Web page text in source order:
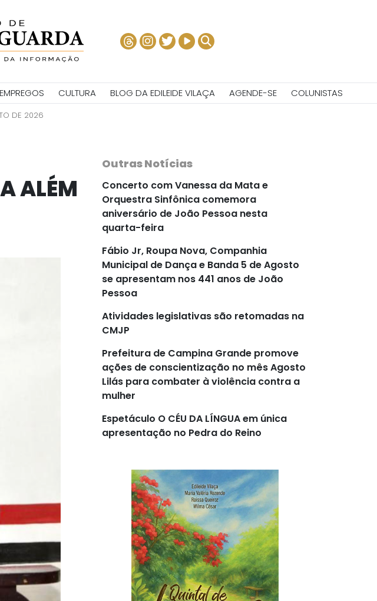
CULTURA BLOG DA EDILEIDE VILAÇA AGENDE-SE COLUNISTAS
DE 2026
ALÉM
Outras Notícias
Concerto com Vanessa da Mata e
Orquestra Sinfônica comemora
aniversário de João Pessoa nesta
quarta-feira
Fábio Jr, Roupa Nova, Companhia
Municipal de Dança e Banda 5 de Agosto
se apresentam nos 441 anos de João
Pessoa
Atividades legislativas são retomadas na
CMJP
Prefeitura de Campina Grande promove
ações de conscientização no mês Agosto
Lilás para combater à violência contra a
mulher
Espetáculo O CÉU DA LÍNGUA em única
apresentação no Pedra do Reino